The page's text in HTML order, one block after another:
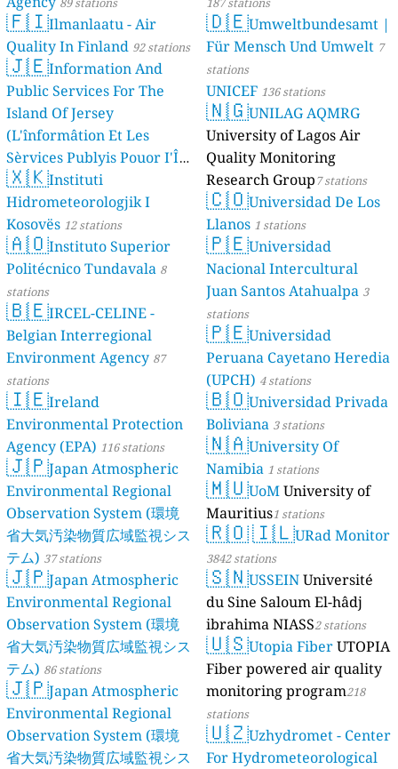
🇫🇮Ilmanlaatu - Air
Quality In Finland 92 stations
🇯🇪Information And
Public Services For The
Island Of Jersey
(L'înformâtion Et Les
Sèrvices Publyis Pouor I'Île
Dé Jèrri) 2 stations
🇽🇰Instituti
Hidrometeorologjik I
Kosovës 12 stations
🇦🇴Instituto Superior
Politécnico Tundavala 8
stations
🇧🇪IRCEL-CELINE -
Belgian Interregional
Environment Agency 87
stations
🇮🇪Ireland
Environmental Protection
Agency (EPA) 116 stations
🇯🇵Japan Atmospheric
Environmental Regional
Observation System (環境
省大気汚染物質広域監視シス
テム) 37 stations
🇯🇵Japan Atmospheric
Environmental Regional
Observation System (環境
省大気汚染物質広域監視シス
テム) 86 stations
🇯🇵Japan Atmospheric
Environmental Regional
Observation System (環境
省大気汚染物質広域監視シス
🇩🇪Umweltbundesamt |
Für Mensch Und Umwelt 7
stations
UNICEF 136 stations
🇳🇬UNILAG AQMRG
University of Lagos Air
Quality Monitoring
Research Group7 stations
🇨🇴Universidad De Los
Llanos 1 stations
🇵🇪Universidad
Nacional Intercultural
Juan Santos Atahualpa 3
stations
🇵🇪Universidad
Peruana Cayetano Heredia
(UPCH) 4 stations
🇧🇴Universidad Privada
Boliviana 3 stations
🇳🇦University Of
Namibia 1 stations
🇲🇺UoMUniversity of
Mauritius1 stations
🇷🇴🇮🇱URad Monitor
3842 stations
🇸🇳USSEINUniversité
du Sine Saloum El-hâdj
ibrahima NIASS2 stations
🇺🇸Utopia FiberUTOPIA
Fiber powered air quality
monitoring program218
stations
🇺🇿Uzhydromet - Center
For Hydrometeorological